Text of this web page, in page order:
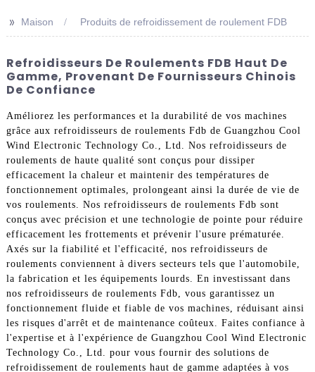
>> Maison Produits de refroidissement de roulement FDB
Refroidisseurs De Roulements FDB Haut De
Gamme, Provenant De Fournisseurs Chinois
De Confiance
Améliorez les performances et la durabilité de vos machines
grâce aux refroidisseurs de roulements Fdb de Guangzhou Cool
Wind Electronic Technology Co., Ltd. Nos refroidisseurs de
roulements de haute qualité sont conçus pour dissiper
efficacement la chaleur et maintenir des températures de
fonctionnement optimales, prolongeant ainsi la durée de vie de
vos roulements. Nos refroidisseurs de roulements Fdb sont
conçus avec précision et une technologie de pointe pour réduire
efficacement les frottements et prévenir l'usure prématurée.
Axés sur la fiabilité et l'efficacité, nos refroidisseurs de
roulements conviennent à divers secteurs tels que l'automobile,
la fabrication et les équipements lourds. En investissant dans
nos refroidisseurs de roulements Fdb, vous garantissez un
fonctionnement fluide et fiable de vos machines, réduisant ainsi
les risques d'arrêt et de maintenance coûteux. Faites confiance à
l'expertise et à l'expérience de Guangzhou Cool Wind Electronic
Technology Co., Ltd. pour vous fournir des solutions de
refroidissement de roulements haut de gamme adaptées à vos